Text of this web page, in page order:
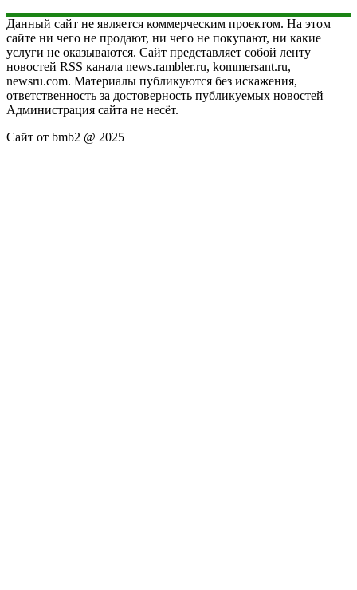
Данный сайт не является коммерческим проектом. На этом
сайте ни чего не продают, ни чего не покупают, ни какие
услуги не оказываются. Сайт представляет собой ленту
новостей RSS канала news.rambler.ru, kommersant.ru,
newsru.com. Материалы публикуются без искажения,
ответственность за достоверность публикуемых новостей
Администрация сайта не несёт.
Сайт от bmb2 @ 2025